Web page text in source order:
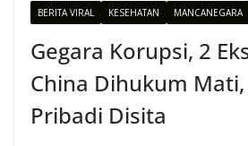
BERITA VIRAL KESEHATAN MANCANEGARA
Gegara Korupsi, 2
China Dihukum
Pribadi Disita